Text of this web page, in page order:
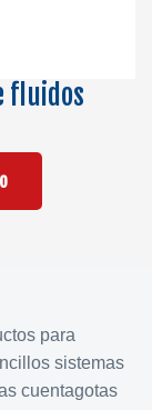
fluidos
para
sistemas
cuentagotas